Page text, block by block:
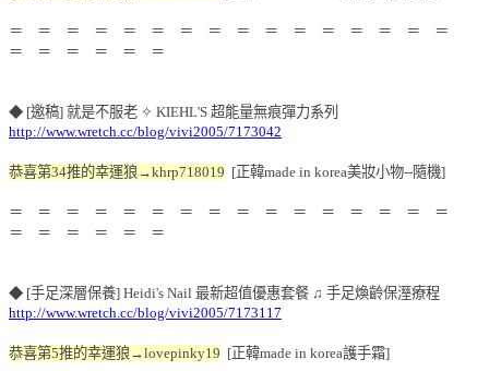
＝ ＝ ＝ ＝ ＝ ＝ ＝ ＝ ＝ ＝ ＝ ＝ ＝ ＝ ＝ ＝
＝ ＝ ＝ ＝ ＝ ＝
◆ [邀稿] 就是不服老 ✧ KIEHL'S 超能量無痕彈力系列
http://www.wretch.cc/blog/vivi2005/7173042
恭喜第34推的幸運狼→khrp718019 [正韓made in korea美妝小物--隨機]
＝ ＝ ＝ ＝ ＝ ＝ ＝ ＝ ＝ ＝ ＝ ＝ ＝ ＝ ＝ ＝
＝ ＝ ＝ ＝ ＝ ＝
◆ [手足深層保養] Heidi's Nail 最新超值優惠套餐 ♫ 手足煥齡保溼療程
http://www.wretch.cc/blog/vivi2005/7173117
恭喜第5推的幸運狼→lovepinky19 [正韓made in korea護手霜]